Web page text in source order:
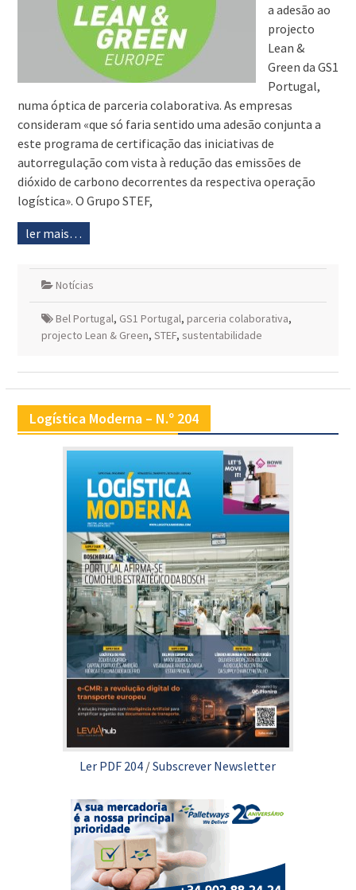
a adesão ao
projecto
Lean &
Green da GS1
Portugal,
numa óptica de parceria colaborativa. As empresas
consideram «que só faria sentido uma adesão conjunta a
este programa de certificação das iniciativas de
autorregulação com vista à redução das emissões de
dióxido de carbono decorrentes da respectiva operação
logística». O Grupo STEF,
ler mais…
Notícias
Bel Portugal, GS1 Portugal, parceria colaborativa,
projecto Lean & Green, STEF, sustentabilidade
Logística Moderna – N.º 204
Ler PDF 204 /Subscrever Newsletter